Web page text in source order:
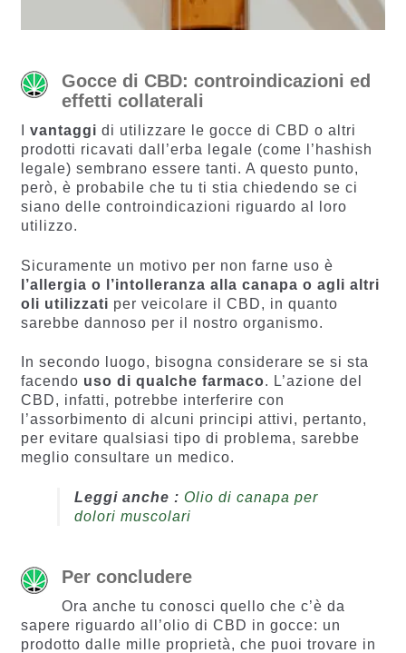
Gocce di CBD: controindicazioni ed
effetti collaterali
vantaggi di utilizzare le gocce di CBD o altri
prodotti ricavati dall’erba legale (come l’hashish
legale) sembrano essere tanti. A questo punto,
però, è probabile che tu ti stia chiedendo se ci
siano delle controindicazioni riguardo al loro
utilizzo.
Sicuramente un motivo per non farne uso è
l’allergia o l’intolleranza alla canapa o agli altri
oli utilizzati per veicolare il CBD, in quanto
sarebbe dannoso per il nostro organismo.
In secondo luogo, bisogna considerare se si sta
facendo uso di qualche farmaco. L’azione del
CBD, infatti, potrebbe interferire con
l’assorbimento di alcuni principi attivi, pertanto,
per evitare qualsiasi tipo di problema, sarebbe
meglio consultare un medico.
Leggi anche : Olio di canapa per
dolori muscolari
Per concludere
Ora anche tu conosci quello che c’è da
sapere riguardo all’olio di CBD in gocce: un
prodotto dalle mille proprietà, che puoi trovare in